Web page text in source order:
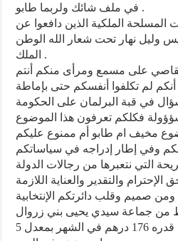
في ملف شائك ولربما طابو .
المسلحة الملكية الذين دافعوا عن
وليل نهار تحت شعار الله الوطن
الملك .
على مسمع ومرأى منكم أنتم
أنكم لم تكلفوا أنفسكم حتى بإماطة
في قبة البرلمان على الحكومة
فكلكم تعرفون هذا الموضوع
مخيف ام طابو أم ممنوع عليكم
وفي إطار إدراجه في سياساتكم
التي نتعبرها من رجالات الدولة
صميم وقلب دائرتكم الإنتخابية
من جماعة سيدي يحيى بني زروال
قضية من تتقاضى معاشا قدره 176 درهم في الشهر بمعدل 5